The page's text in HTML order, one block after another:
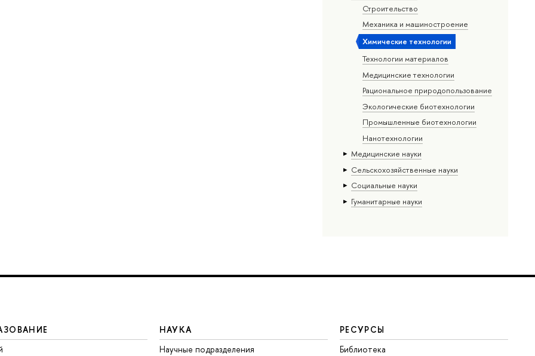
Строительство
Механика и машиностроение
Химические технологии
Технологии материалов
Медицинские технологии
Рациональное природопользование
Экологические биотехнологии
Промышленные биотехнологии
Нанотехнологии
Медицинские науки
Сельскохозяйственные науки
Социальные науки
Гуманитарные науки
НАУКА
Научные подразделения
РЕСУРСЫ
Библиотека